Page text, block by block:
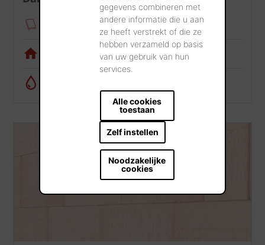
gegevens combineren met
andere informatie die u aan
ze heeft verstrekt of die ze
hebben verzameld op basis
van uw gebruik van hun
services.
Alle cookies
toestaan
Zelf instellen
Noodzakelijke
cookies
Verankeringsmodule
Visualisatietool